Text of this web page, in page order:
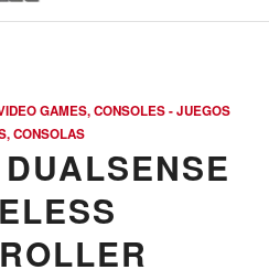
GAMES, CONSOLES - JUEGOS
CONSOLAS